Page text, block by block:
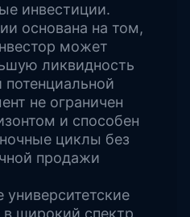
инвестиции.
основана на том,
может
ликвидность
не ограничен
и способен
циклы без
продажи
широкий спектр